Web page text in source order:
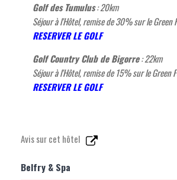
Golf des Tumulus: 20km
Séjour à l'Hôtel, remise de 30% sur le Green
RESERVER LE GOLF
Golf Country Club de Bigorre: 22km
Séjour à l'Hôtel, remise de 15% sur le Green
RESERVER LE GOLF
Avis sur cet hôtel
Belfry & Spa